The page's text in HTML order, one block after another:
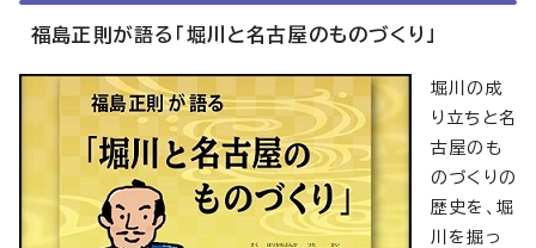
福島正則が語る「堀川と名古屋のものづくり」
堀川の成
り立ちと名
古屋のも
のづくりの
歴史を、堀
川を掘っ